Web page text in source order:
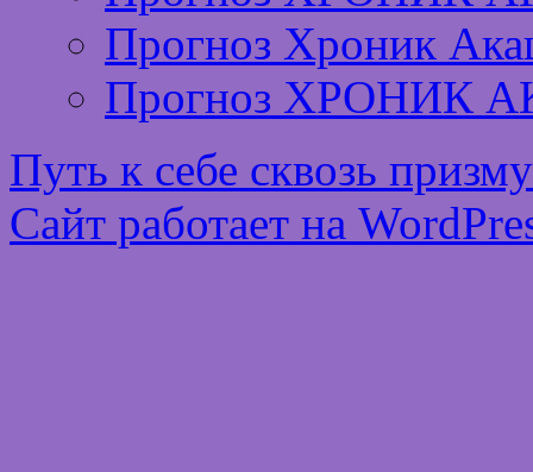
Прогноз Хроник
Прогноз ХРОНИК
Путь к себе сквозь
Сайт работает на